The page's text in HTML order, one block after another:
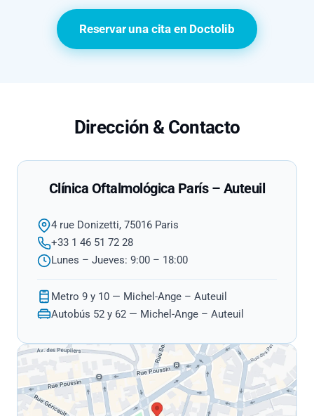
Reservar una cita en Doctolib
Dirección & Contacto
Clínica Oftalmológica París – Auteuil
4 rue Donizetti, 75016 Paris
+33 1 46 51 72 28
Lunes – Jueves: 9:00 – 18:00
Metro 9 y 10 — Michel-Ange – Auteuil
Autobús 52 y 62 — Michel-Ange – Auteuil